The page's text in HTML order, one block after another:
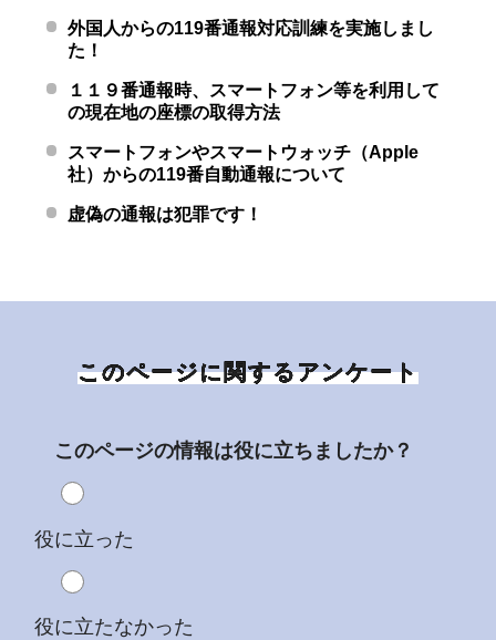
外国人からの119番通報対応訓練を実施しまし
た！
１１９番通報時、スマートフォン等を利用して
の現在地の座標の取得方法
スマートフォンやスマートウォッチ（Apple
社）からの119番自動通報について
虚偽の通報は犯罪です！
このページに関するアンケート
このページの情報は役に立ちましたか？
役に立った
役に立たなかった